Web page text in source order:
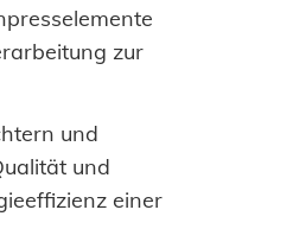
zur
und
und
einer